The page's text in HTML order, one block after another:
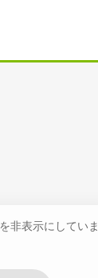
非表示にしていま